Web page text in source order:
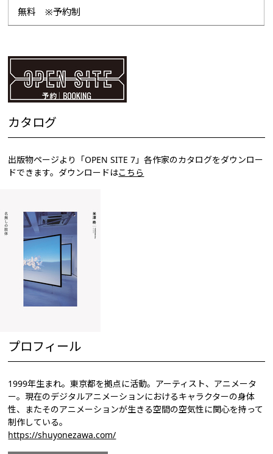
無料 ※予約制
カタログ
出版物ページより「OPEN SITE 7」各作家のカタログをダウンロー
ドできます。ダウンロードはこちら
プロフィール
1999年生まれ。東京都を拠点に活動。アーティスト、アニメータ
ー。現在のデジタルアニメーションにおけるキャラクターの身体
性、またそのアニメーションが生きる空間の空気性に関心を持って
制作している。
https://shuyonezawa.com/